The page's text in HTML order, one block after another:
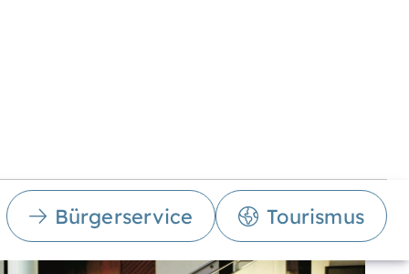
Bürgerservice Tourismus